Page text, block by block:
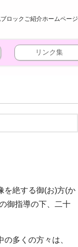
ロックご紹介ホームページ
リンク集
を絶する御(お)方(か
御指導の下、二十
多くの方々は、